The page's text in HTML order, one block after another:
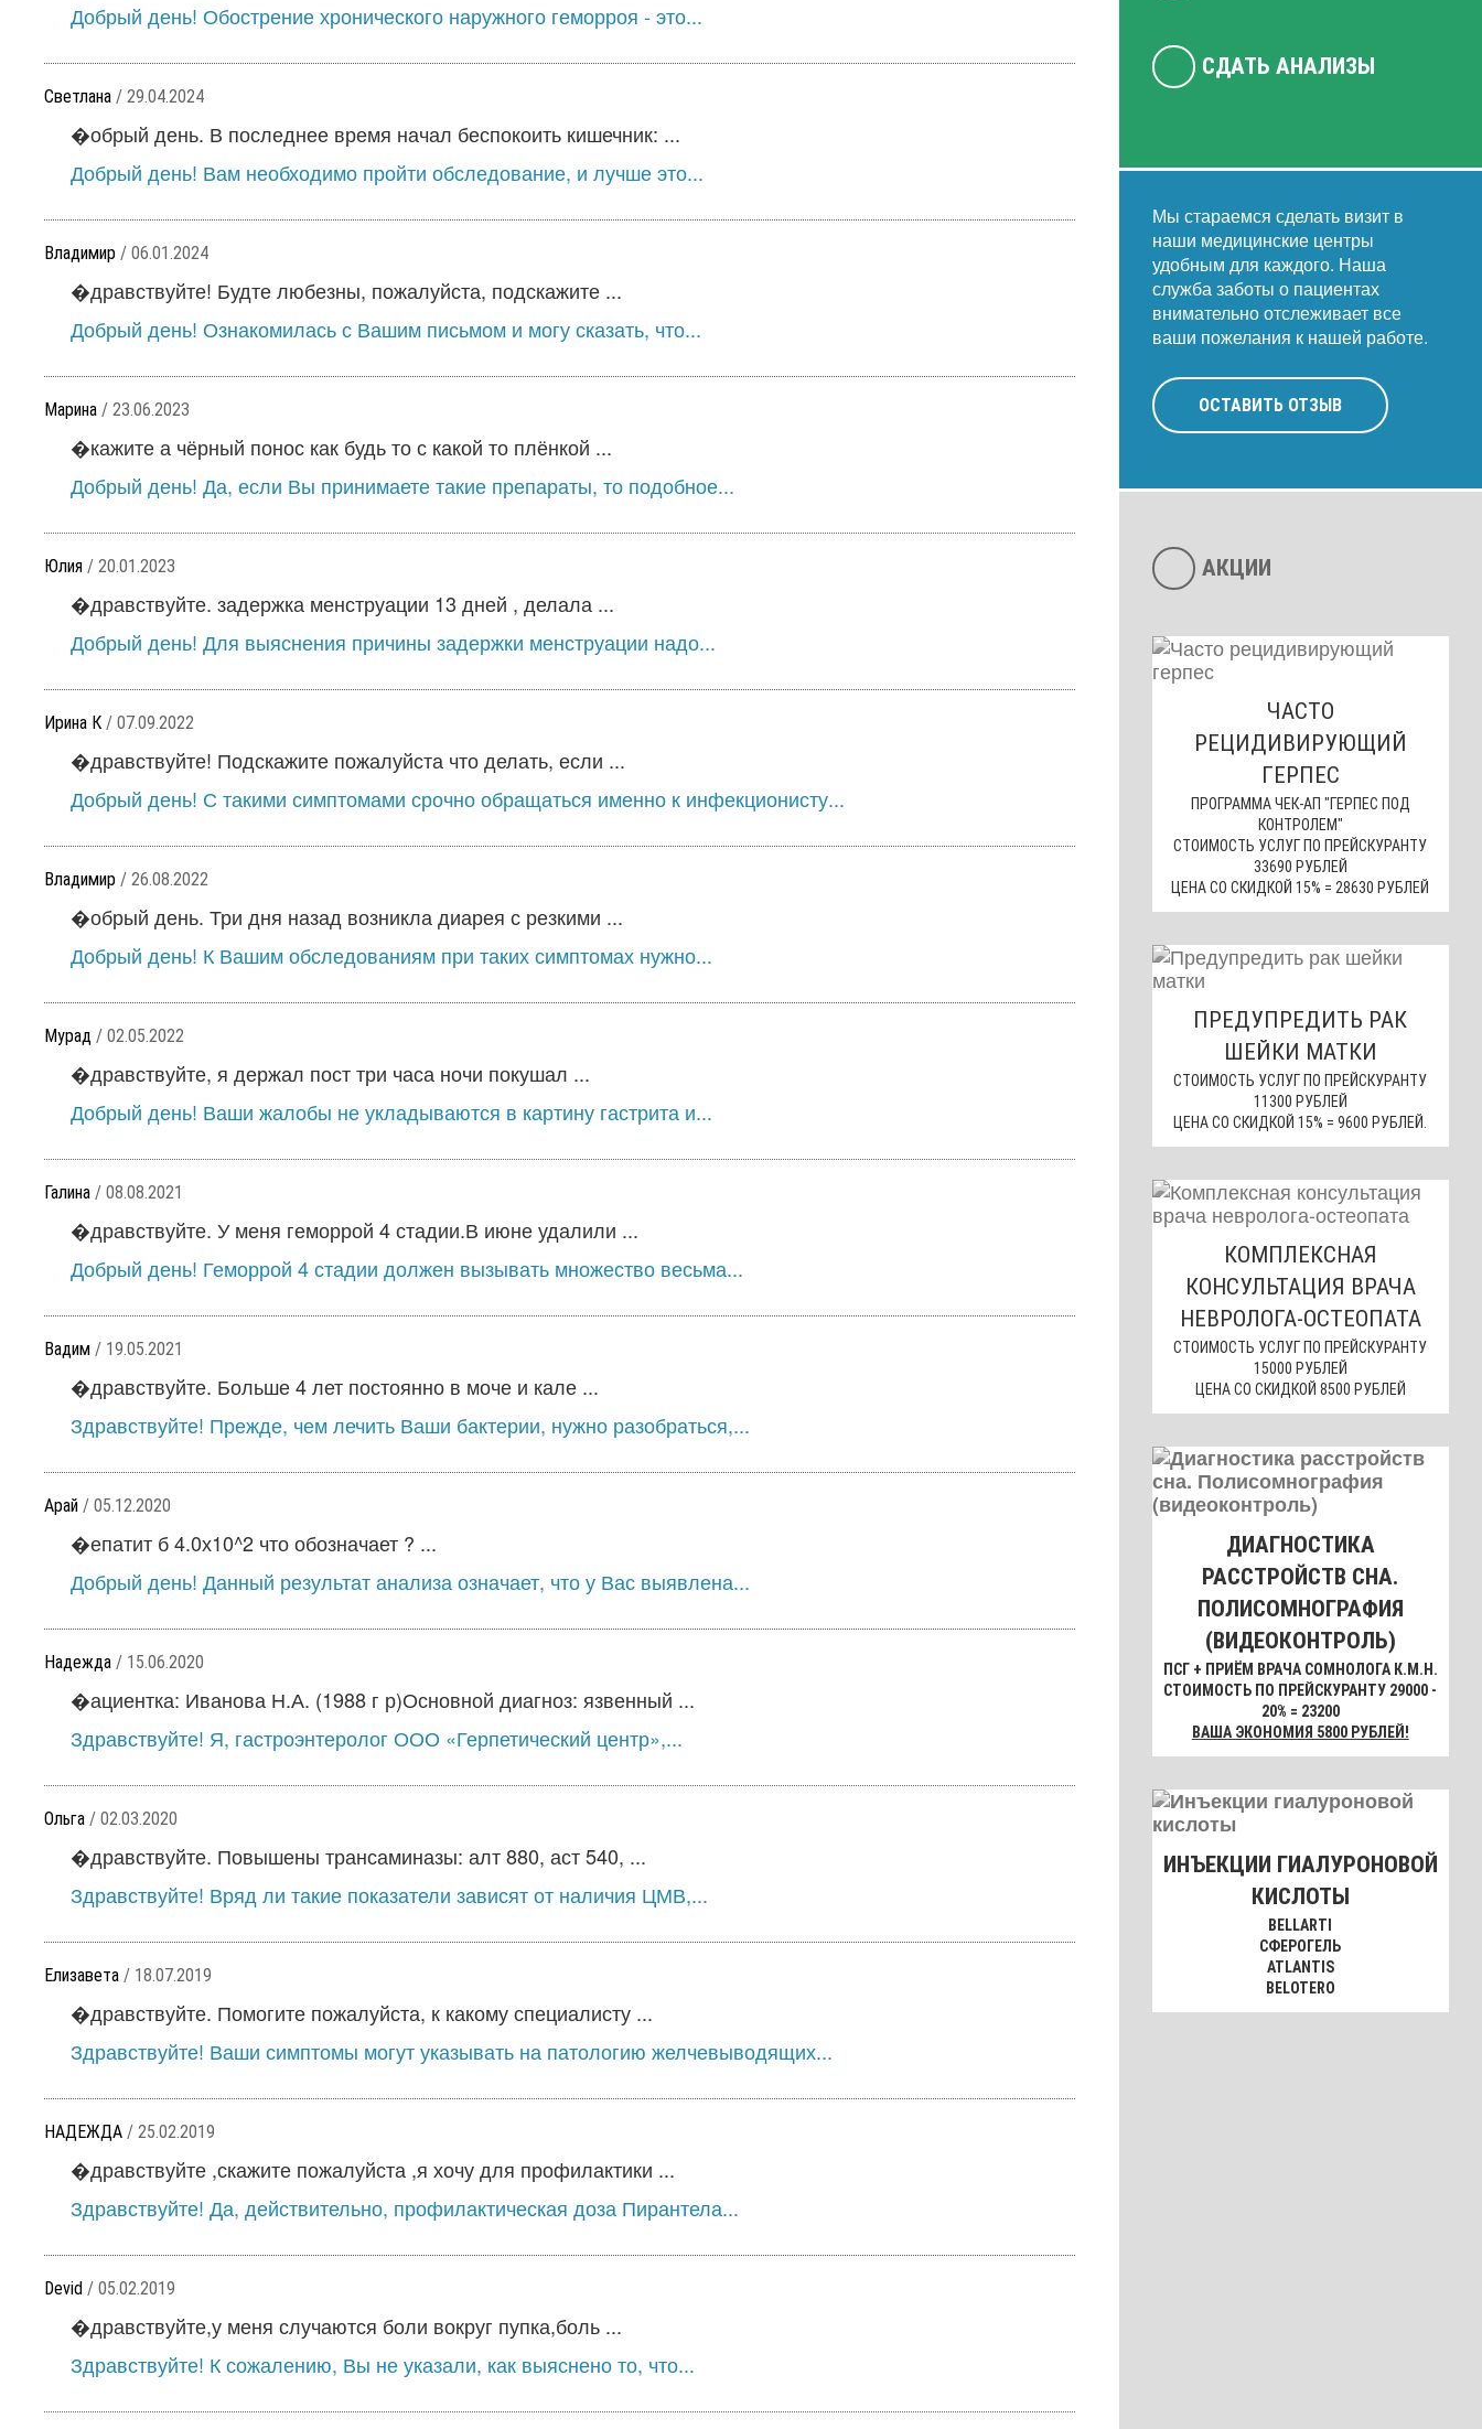
Добрый день! Обострение хронического наружного геморроя - это...
Светлана / 29.04.2024
�обрый день. В последнее время начал беспокоить кишечник: ...
Добрый день! Вам необходимо пройти обследование, и лучше это...
Владимир / 06.01.2024
�дравствуйте! Будте любезны, пожалуйста, подскажите ...
Добрый день! Ознакомилась с Вашим письмом и могу сказать, что...
Марина / 23.06.2023
�кажите а чёрный понос как будь то с какой то плёнкой ...
Добрый день! Да, если Вы принимаете такие препараты, то подобное...
Юлия / 20.01.2023
�дравствуйте. задержка менструации 13 дней , делала ...
Добрый день! Для выяснения причины задержки менструации надо...
Ирина К / 07.09.2022
�дравствуйте! Подскажите пожалуйста что делать, если ...
Добрый день! С такими симптомами срочно обращаться именно к инфекционисту...
Владимир / 26.08.2022
�обрый день. Три дня назад возникла диарея с резкими ...
Добрый день! К Вашим обследованиям при таких симптомах нужно...
Мурад / 02.05.2022
�дравствуйте, я держал пост три часа ночи покушал ...
Добрый день! Ваши жалобы не укладываются в картину гастрита и...
Галина / 08.08.2021
�дравствуйте. У меня геморрой 4 стадии.В июне удалили ...
Добрый день! Геморрой 4 стадии должен вызывать множество весьма...
Вадим / 19.05.2021
�дравствуйте. Больше 4 лет постоянно в моче и кале ...
Здравствуйте! Прежде, чем лечить Ваши бактерии, нужно разобраться,...
Арай / 05.12.2020
�епатит б 4.0х10^2 что обозначает ? ...
Добрый день! Данный результат анализа означает, что у Вас выявлена...
Надежда / 15.06.2020
�ациентка: Иванова Н.А. (1988 г р)Основной диагноз: язвенный ...
Здравствуйте! Я, гастроэнтеролог ООО «Герпетический центр»,...
Ольга / 02.03.2020
�дравствуйте. Повышены трансаминазы: алт 880, аст 540, ...
Здравствуйте! Вряд ли такие показатели зависят от наличия ЦМВ,...
Елизавета / 18.07.2019
�дравствуйте. Помогите пожалуйста, к какому специалисту ...
Здравствуйте! Ваши симптомы могут указывать на патологию желчевыводящих...
НАДЕЖДА / 25.02.2019
�дравствуйте ,скажите пожалуйста ,я хочу для профилактики ...
Здравствуйте! Да, действительно, профилактическая доза Пирантела...
Devid / 05.02.2019
�дравствуйте,у меня случаются боли вокруг пупка,боль ...
Здравствуйте! К сожалению, Вы не указали, как выяснено то, что...
СДАТЬ АНАЛИЗЫ
Мы стараемся сделать визит в
наши медицинские центры
удобным для каждого. Наша
служба заботы о пациентах
внимательно отслеживает все
ваши пожелания к нашей работе.
ОСТАВИТЬ ОТЗЫВ
АКЦИИ
ЧАСТО
РЕЦИДИВИРУЮЩИЙ
ГЕРПЕС
ПРОГРАММА ЧЕК-АП "ГЕРПЕС ПОД
КОНТРОЛЕМ"
СТОИМОСТЬ УСЛУГ ПО ПРЕЙСКУРАНТУ
33690 РУБЛЕЙ
ЦЕНА СО СКИДКОЙ 15% = 28630 РУБЛЕЙ
ПРЕДУПРЕДИТЬ РАК
ШЕЙКИ МАТКИ
СТОИМОСТЬ УСЛУГ ПО ПРЕЙСКУРАНТУ
11300 РУБЛЕЙ
ЦЕНА СО СКИДКОЙ 15% = 9600 РУБЛЕЙ.
КОМПЛЕКСНАЯ
КОНСУЛЬТАЦИЯ ВРАЧА
НЕВРОЛОГА-ОСТЕОПАТА
СТОИМОСТЬ УСЛУГ ПО ПРЕЙСКУРАНТУ
15000 РУБЛЕЙ
ЦЕНА СО СКИДКОЙ 8500 РУБЛЕЙ
ДИАГНОСТИКА
РАССТРОЙСТВ СНА.
ПОЛИСОМНОГРАФИЯ
(ВИДЕОКОНТРОЛЬ)
ПСГ + ПРИЁМ ВРАЧА СОМНОЛОГА К.М.Н.
СТОИМОСТЬ ПО ПРЕЙСКУРАНТУ 29000 -
20% = 23200
ВАША ЭКОНОМИЯ 5800 РУБЛЕЙ!
ИНЪЕКЦИИ ГИАЛУРОНОВОЙ
КИСЛОТЫ
BELLARTI
СФЕРОГЕЛЬ
ATLANTIS
BELOTERO